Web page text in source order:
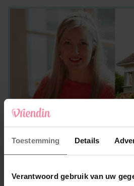
Toestemming Details
Verantwoord gebruik van uw
Eveline: ‘Een collega
bizarre